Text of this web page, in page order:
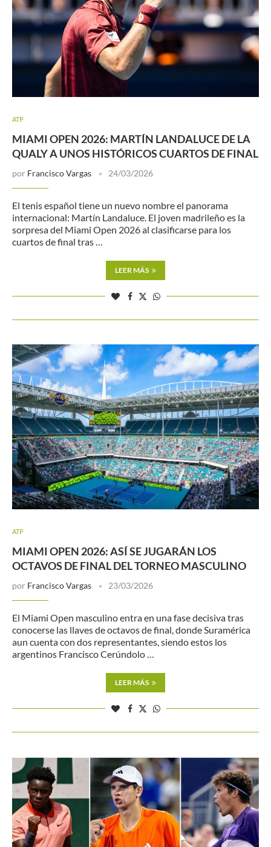
ATP
MIAMI OPEN 2026: MARTÍN LANDALUCE DE LA
QUALY A UNOS HISTÓRICOS CUARTOS DE FINAL
por Francisco Vargas 24/03/2026
El tenis español tiene un nuevo nombre el panorama
internacional: Martín Landaluce. El joven madrileño es la
sorpresa del Miami Open 2026 al clasificarse para los
cuartos de final tras …
LEER MÁS
ATP
MIAMI OPEN 2026: ASÍ SE JUGARÁN LOS
OCTAVOS DE FINAL DEL TORNEO MASCULINO
por Francisco Vargas 23/03/2026
El Miami Open masculino entra en una fase decisiva tras
conocerse las llaves de octavos de final, donde Suramérica
aun cuenta con dos representantes, siendo estos los
argentinos Francisco Cerúndolo …
LEER MÁS